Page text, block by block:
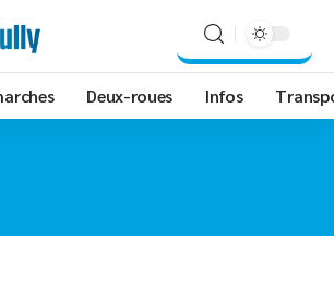
Deux-roues Infos